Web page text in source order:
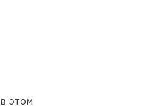
этом